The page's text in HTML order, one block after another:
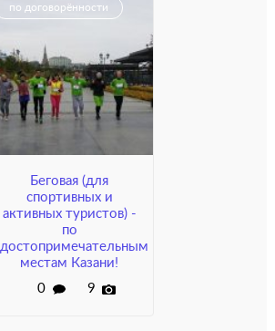
Беговая (для
спортивных и
активных туристов) -
по
достопримечательным
местам Казани!
0
9
по договорённости